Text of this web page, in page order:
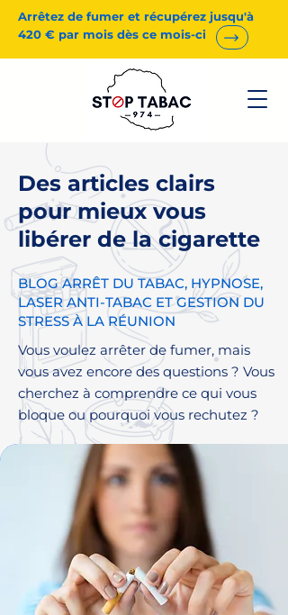
Arrêtez de fumer et récupérez jusqu'à
420 € par mois dès ce mois-ci
Des articles clairs
pour mieux vous
libérer de la cigarette
BLOG ARRÊT DU TABAC, HYPNOSE,
LASER ANTI-TABAC ET GESTION DU
STRESS À LA RÉUNION
Vous voulez arrêter de fumer, mais
vous avez encore des questions ? Vous
cherchez à comprendre ce qui vous
bloque ou pourquoi vous rechutez ?